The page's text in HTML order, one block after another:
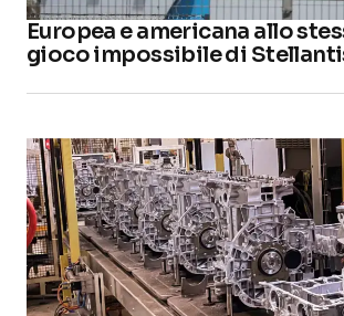
Europea e americana allo
gioco impossibile di